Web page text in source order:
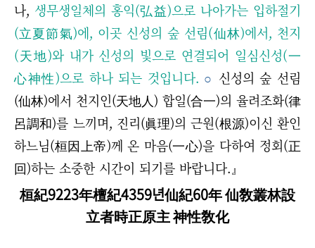
나, 생무생일체의 홍익(弘益)으로 나아가는 입하절기
(立夏節氣)에, 이곳 신성의 숲 선림(仙林)에서, 천지
(天地)와 내가 신성의 빛으로 연결되어 일심신성(一
心神性)으로 하나 되는 것입니다. ○ 신성의 숲 선림
(仙林)에서 천지인(天地人) 합일(合一)의 율려조화(律
呂調和)를 느끼며, 진리(眞理)의 근원(根源)이신 환인
하느님(桓因上帝)께 온 마음(一心)을 다하여 정회(正
回)하는 소중한 시간이 되기를 바랍니다.』
桓紀9223年檀紀4359년仙紀60年 仙敎叢林設
立者時正原主 神性敎化